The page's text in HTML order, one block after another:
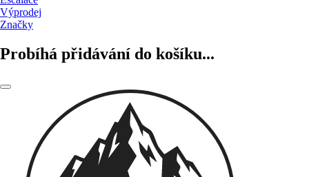
Výprodej
Značky
Probíhá přidávání do košíku...